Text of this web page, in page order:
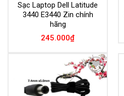
Sạc Laptop Dell Latitude
3440 E3440 Zin chính
hãng
245.000₫
Add to
Wishlist